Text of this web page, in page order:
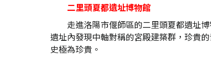
二里頭夏都遺址博物館
走進洛陽市偃師區的二里頭夏都遺址
遺址內發現中軸對稱的宮殿建築群，珍貴
史極為珍貴。